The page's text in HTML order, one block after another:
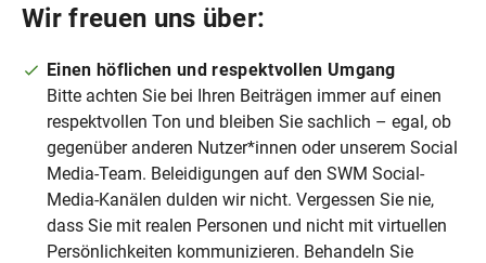
Wir freuen uns über:
Einen höflichen und respektvollen Umgang
Bitte achten Sie bei Ihren Beiträgen immer auf einen
respektvollen Ton und bleiben Sie sachlich – egal, ob
gegenüber anderen Nutzer*innen oder unserem Social
Media-Team. Beleidigungen auf den SWM Social-
Media-Kanälen dulden wir nicht. Vergessen Sie nie,
dass Sie mit realen Personen und nicht mit virtuellen
Persönlichkeiten kommunizieren. Behandeln Sie